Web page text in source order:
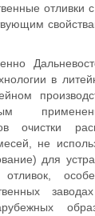
отливки
в
очистки
не
для
отливок,